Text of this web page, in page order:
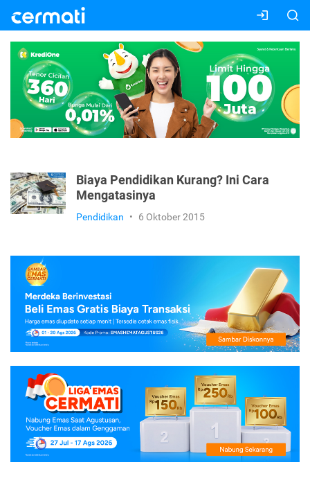
Biaya Pendidikan Kurang? Ini Cara
Mengatasinya
Pendidikan • 6 Oktober 2015